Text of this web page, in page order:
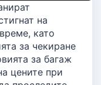
на
като
за чекиране
за багаж
цените при